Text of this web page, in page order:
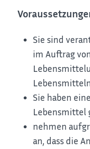
Sie sind
im Auftrag
Sie haben
Lebensmittel
nehmen
an, dass die